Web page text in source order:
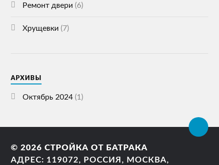
Ремонт двери (6)
Хрущевки (7)
АРХИВЫ
Октябрь 2024 (1)
© 2026СТРОЙКА ОТ БАТРАКА
АДРЕС: 119072, РОССИЯ, МОСКВА,